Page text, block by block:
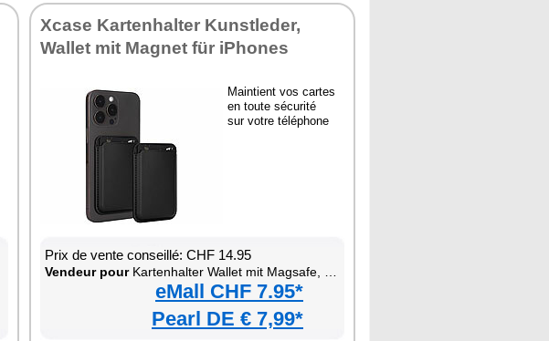
Xcase Kartenhalter Kunstleder,
Wallet mit Magnet für iPhones
Maintient vos cartes
en toute sécurité
sur votre téléphone
Prix de vente conseillé: CHF 14.95
Vendeur pourKartenhalter Wallet mit Magsafe, braun, für bis zu 3 Karten kompatibel
eMall CHF 7.95*
Pearl DE € 7,99*